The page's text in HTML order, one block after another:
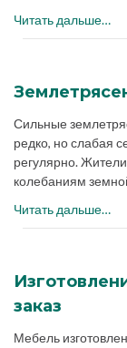
Читать дальше…
Сильные
редко, но слабая
регулярно.
колебаниям
Читать дальше…
заказ
Мебель